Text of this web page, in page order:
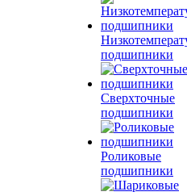
подшипники
Сверхточные
подшипники
Роликовые
подшипники